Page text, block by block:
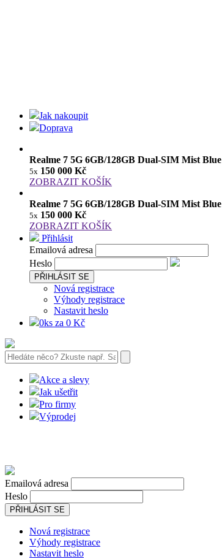
Jak nakoupit
Doprava
Realme 7 5G 6GB/128GB Dual-SIM Mist Blue
5x 150 000 Kč
ZOBRAZIT KOŠÍK
Realme 7 5G 6GB/128GB Dual-SIM Mist Blue
5x 150 000 Kč
ZOBRAZIT KOŠÍK
Přihlásit
Emailová adresa
Heslo
PŘIHLÁSIT SE
Nová registrace
Výhody registrace
Nastavit heslo
0ks za 0 Kč
Akce a slevy
Jak ušetřit
Pro firmy
Výprodej
Emailová adresa
Heslo
PŘIHLÁSIT SE
Nová registrace
Výhody registrace
Nastavit heslo